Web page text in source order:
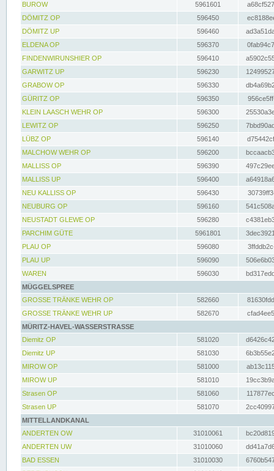
BUROW
5961601
DÖMITZ OP
596450
DÖMITZ UP
596460
ELDENA OP
596370
FINDENWIRUNSHIER OP
596410
GARWITZ UP
596230
GRABOW OP
596330
GÜRITZ OP
596350
KLEIN LAASCH WEHR OP
596300
LEWITZ OP
596250
LÜBZ OP
596140
MALCHOW WEHR OP
596200
MALLISS OP
596390
MALLISS UP
596400
NEU KALLISS OP
596430
NEUBURG OP
596160
NEUSTADT GLEWE OP
596280
PARCHIM GÜTE
5961801
PLAU OP
596080
PLAU UP
596090
WAREN
596030
MÜGGELSPREE
GROSSE TRÄNKE WEHR OP
582660
GROSSE TRÄNKE WEHR UP
582670
MÜRITZ-HAVEL-WASSERSTRASSE
Diemitz OP
581020
Diemitz UP
581030
MIROW OP
581000
MIROW UP
581010
Strasen OP
581060
Strasen UP
581070
MITTELLANDKANAL
ANDERTEN OW
31010061
ANDERTEN UW
31010060
BAD ESSEN
31010030